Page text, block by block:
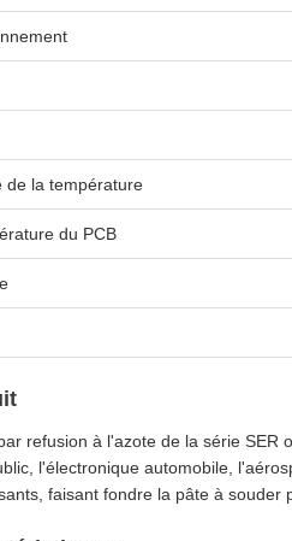
de la température
du PCB
refusion à l'azote de la série
l'électronique automobile,
faisant fondre la pâte à